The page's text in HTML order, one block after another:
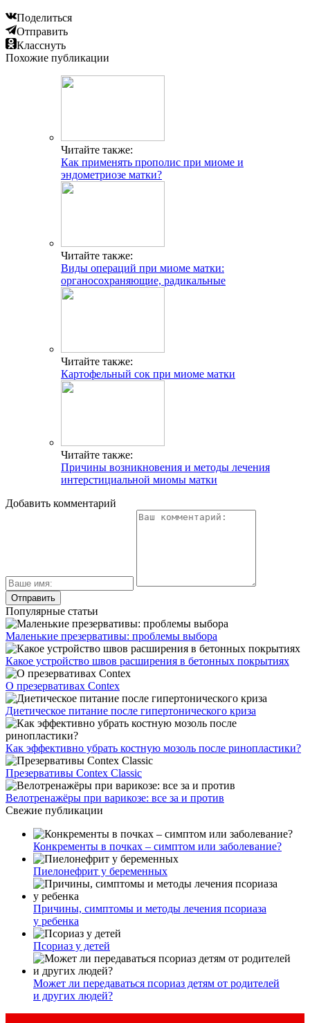
Поделиться
Отправить
Класснуть
Похожие публикации
Читайте также:
Как применять прополис при миоме и
эндометриозе матки?
Читайте также:
Виды операций при миоме матки:
органосохраняющие, радикальные
Читайте также:
Картофельный сок при миоме матки
Читайте также:
Причины возникновения и методы лечения
интерстициальной миомы матки
Добавить комментарий
Популярные статьи
Маленькие презервативы: проблемы выбора
Какое устройство швов расширения в бетонных покрытиях
О презервативах Contex
Диетическое питание после гипертонического криза
Как эффективно убрать костную мозоль после ринопластики?
Презервативы Contex Classic
Велотренажёры при варикозе: все за и против
Свежие публикации
Конкременты в почках – симптом или заболевание?
Пиелонефрит у беременных
Причины, симптомы и методы лечения псориаза
у ребенка
Псориаз у детей
Может ли передаваться псориаз детям от родителей
и других людей?